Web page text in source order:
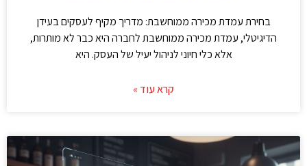
בחירת עמדת מכירה ממוחשבת: מדריך מקיף לעסקים בעידן
הדיגיטלי, עמדת מכירה ממוחשבת לחברה היא כבר לא מותרות,
אלא כלי חיוני לניהול יעיל של העסק. היא
קרא עוד »